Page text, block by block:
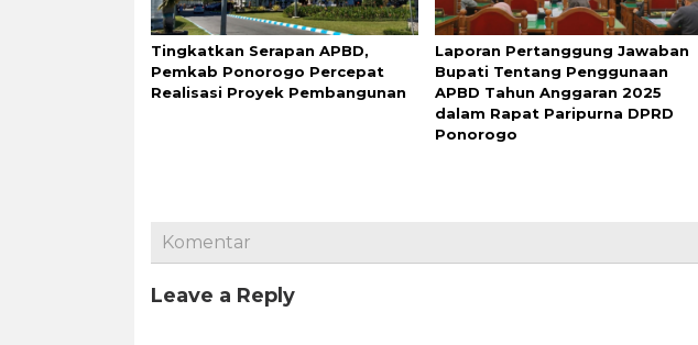
Tingkatkan Serapan APBD,
Pemkab Ponorogo Percepat
Realisasi Proyek Pembangunan
Laporan Pertanggung Jawaban
Bupati Tentang Penggunaan
APBD Tahun Anggaran 2025
dalam Rapat Paripurna DPRD
Ponorogo
Komentar
Leave a Reply